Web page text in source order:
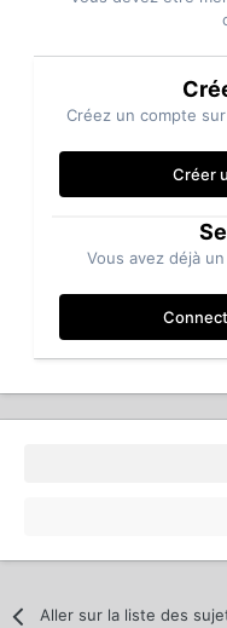
Créez un compte
Créer
Vous avez déjà
Aller sur la liste des